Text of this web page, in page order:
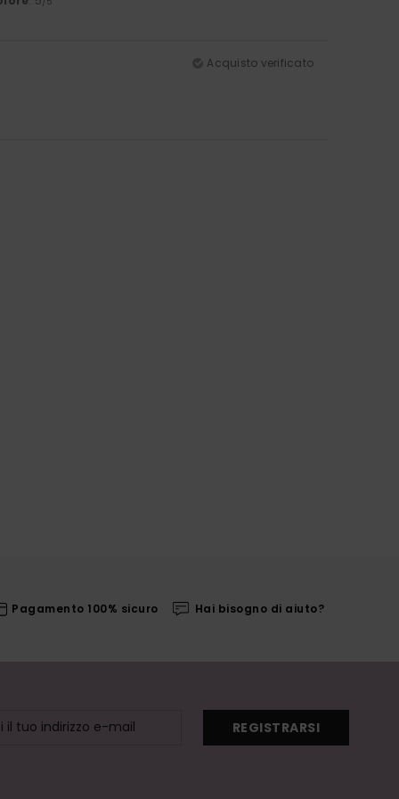
Acquisto verificato
Pagamento 100% sicuro Hai bisogno di aiuto?
REGISTRARSI